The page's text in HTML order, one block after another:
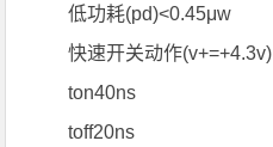
低功耗(pd)<0.45μw
快速开关动作(v+=+4.3v)
ton40ns
toff20ns